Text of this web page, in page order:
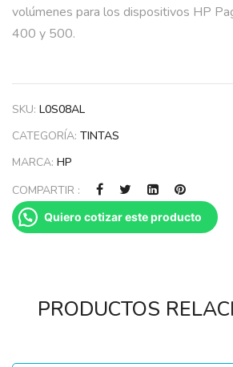
volúmenes para los dispositivos HP
400 y 500.
SKU: L0S08AL
CATEGORÍA: TINTAS
MARCA: HP
COMPARTIR :
Quiero cotizar este producto
PRODUCTOS